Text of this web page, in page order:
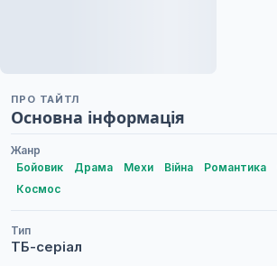
ПРО ТАЙТЛ
Основна інформація
Жанр
Бойовик
Драма Мехи Війна Романтика
Космос
Тип
ТБ-серіал